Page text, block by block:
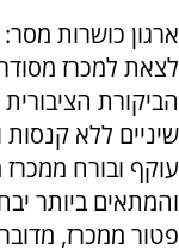
ארגון כושרות
לצאת למכרז
הביקורת
שיניים ללא
עוקף ובורח
והמתאים ביותר
פטור ממכרז,